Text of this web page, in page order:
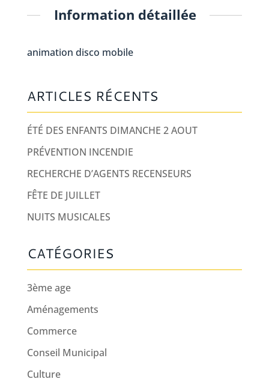
Information détaillée
animation disco mobile
ARTICLES RÉCENTS
ÉTÉ DES ENFANTS DIMANCHE 2 AOUT
PRÉVENTION INCENDIE
RECHERCHE D’AGENTS RECENSEURS
FÊTE DE JUILLET
NUITS MUSICALES
CATÉGORIES
3ème age
Aménagements
Commerce
Conseil Municipal
Culture